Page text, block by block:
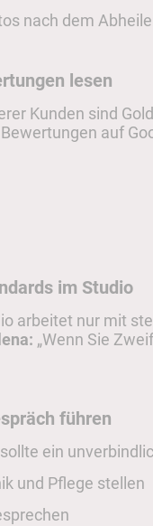
nach dem
lesen
Kunden sind
auf
im Studio
arbeitet nur mit
„Wenn Sie
führen
ein
und Pflege stellen